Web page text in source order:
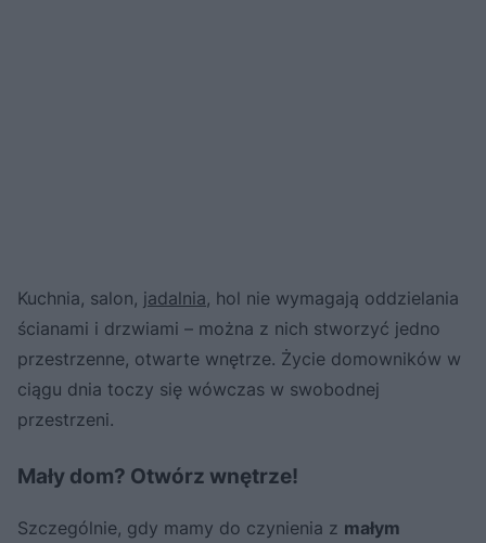
Kuchnia, salon, jadalnia, hol nie wymagają oddzielania
ścianami i drzwiami – można z nich stworzyć jedno
przestrzenne, otwarte wnętrze. Życie domowników w
ciągu dnia toczy się wówczas w swobodnej
przestrzeni.
Mały dom? Otwórz wnętrze!
Szczególnie, gdy mamy do czynienia z małym